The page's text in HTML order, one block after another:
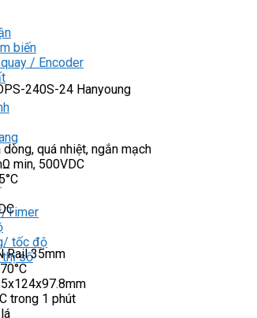
biến
/ Encoder
Timer
tốc độ
thị số
240S-24 Hanyoung
quá nhiệt, ngắn mạch
min, 500VDC
Rail 35mm
trong 1 phút